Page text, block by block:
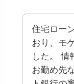
住宅ロー
おり、モ
した。 情
お勤め先